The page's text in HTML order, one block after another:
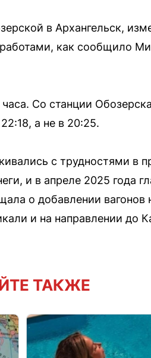
в Архангельск,
как сообщило
Со станции
а не в 20:25.
с трудностями в
и в апреле 2025 года
о добавлении вагонов
и на направлении до
ТАКЖЕ